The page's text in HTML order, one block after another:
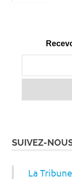
SUIVEZ-
La